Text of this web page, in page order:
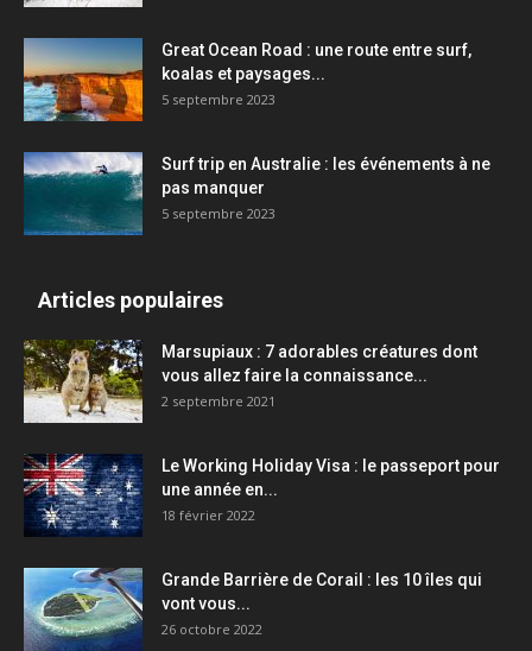
Great Ocean Road : une route entre surf,
koalas et paysages...
5 septembre 2023
Surf trip en Australie : les événements à ne
pas manquer
5 septembre 2023
Articles populaires
Marsupiaux : 7 adorables créatures dont
vous allez faire la connaissance...
2 septembre 2021
Le Working Holiday Visa : le passeport pour
une année en...
18 février 2022
Grande Barrière de Corail : les 10 îles qui
vont vous...
26 octobre 2022